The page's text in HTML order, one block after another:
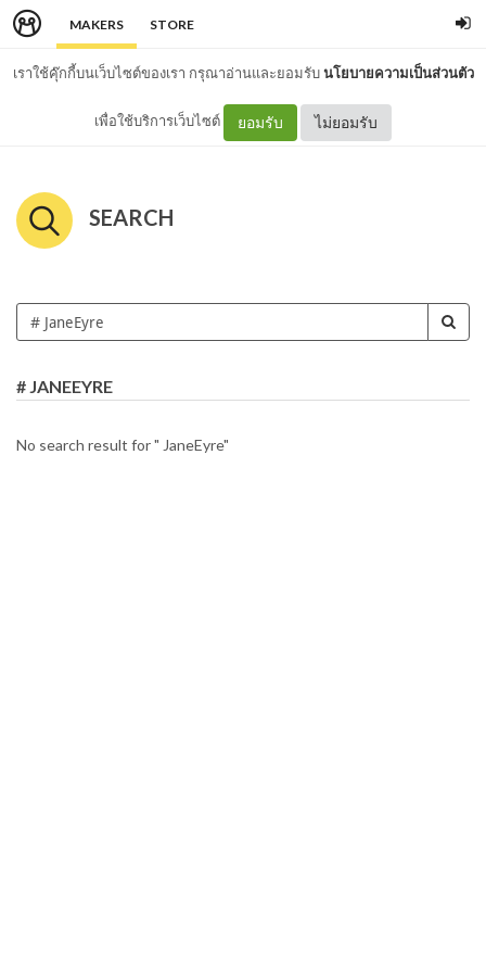
MAKERS STORE
เราใช้คุ๊กกี้บนเว็บไซต์ของเรา กรุณาอ่านและยอมรับนโยบายความเป็นส่วนตัว
เพื่อใช้บริการเว็บไซต์ ยอมรับ ไม่ยอมรับ
SEARCH
# JANEEYRE
No search result for " JaneEyre"